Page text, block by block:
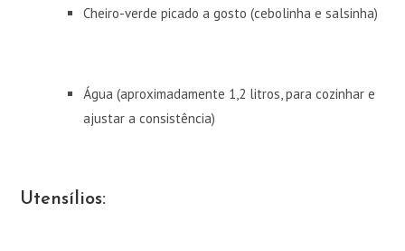
Cheiro-verde picado a gosto (cebolinha e salsinha)
Água (aproximadamente 1,2 litros, para cozinhar e
ajustar a consistência)
Utensílios: